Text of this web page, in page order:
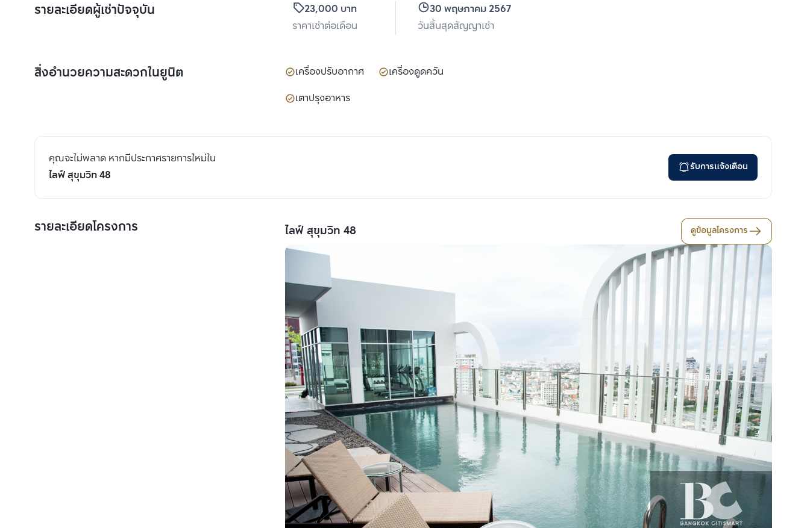
รายละเอียดผู้เช่าปัจจุบัน
23,000 บาท
ราคาเช่าต่อเดือน
30 พฤษภาคม 2567
วันสิ้นสุดสัญญาเช่า
สิ่งอำนวยความสะดวกในยูนิต เครื่องปรับอากาศ
เครื่องดูดควัน
เตาปรุงอาหาร
คุณจะไม่พลาด หากมีประกาศรายการใหม่ใน
ไลฟ์ สุขุมวิท 48
รับการแจ้งเตือน
รายละเอียดโครงการ ไลฟ์ สุขุมวิท 48 ดูข้อมูลโครงการ